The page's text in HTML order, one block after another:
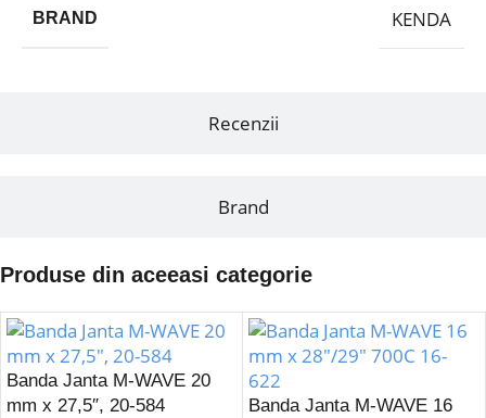
Recenzii
Brand
BRAND KENDA
Produse din aceeasi categorie
Banda Janta M-WAVE 20
mm x 27,5″, 20-584
Banda Janta M-WAVE 16